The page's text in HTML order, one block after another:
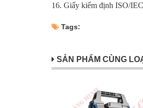
16. Giấy kiểm định ISO/
Tags:
SẢN PHẨM CÙNG